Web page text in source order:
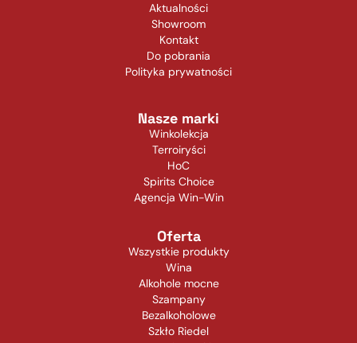
Aktualności
Showroom
Kontakt
Do pobrania
Polityka prywatności
Nasze marki
Winkolekcja
Terroiryści
HoC
Spirits Choice
Agencja Win-Win
Oferta
Wszystkie produkty
Wina
Alkohole mocne
Szampany
Bezalkoholowe
Szkło Riedel